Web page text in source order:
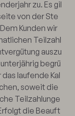
zu. Es gil
von der Ste
Kunden wir
Teilzahl
auszu
begrü
laufende Kal
soweit die
Teilzahlunge
die Beauft